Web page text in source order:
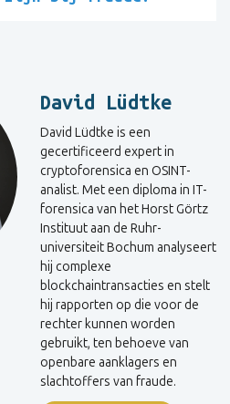
David Lüdtke
David Lüdtke is een
gecertificeerd expert in
cryptoforensica en OSINT-
analist. Met een diploma in IT-
forensica van het Horst Görtz
Instituut aan de Ruhr-
universiteit Bochum analyseert
hij complexe
blockchaintransacties en stelt
hij rapporten op die voor de
rechter kunnen worden
gebruikt, ten behoeve van
openbare aanklagers en
slachtoffers van fraude.